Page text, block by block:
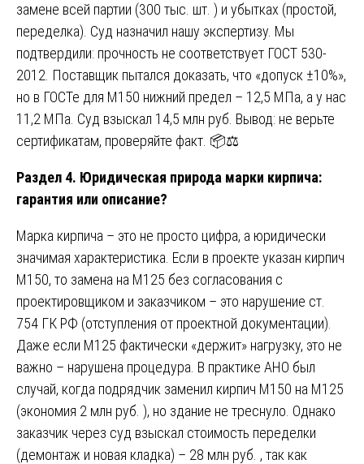
замене всей партии (300 тыс. шт. ) и убытках (простой,
переделка). Суд назначил нашу экспертизу. Мы
подтвердили: прочность не соответствует ГОСТ 530-
2012. Поставщик пытался доказать, что «допуск ±10%»,
но в ГОСТе для М150 нижний предел – 12,5 МПа, а у нас
11,2 МПа. Суд взыскал 14,5 млн руб. Вывод: не верьте
сертификатам, проверяйте факт. 📦⚖️
Раздел 4. Юридическая природа марки кирпича:
гарантия или описание?
Марка кирпича – это не просто цифра, а юридически
значимая характеристика. Если в проекте указан кирпич
М150, то замена на М125 без согласования с
проектировщиком и заказчиком – это нарушение ст.
754 ГК РФ (отступления от проектной документации).
Даже если М125 фактически «держит» нагрузку, это не
важно – нарушена процедура. В практике АНО был
случай, когда подрядчик заменил кирпич М150 на М125
(экономия 2 млн руб. ), но здание не треснуло. Однако
заказчик через суд взыскал стоимость переделки
(демонтаж и новая кладка) – 28 млн руб. , так как